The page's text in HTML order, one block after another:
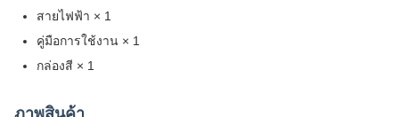
สายไฟฟ้า × 1
คู่มือการใช้งาน × 1
กล่องสี × 1